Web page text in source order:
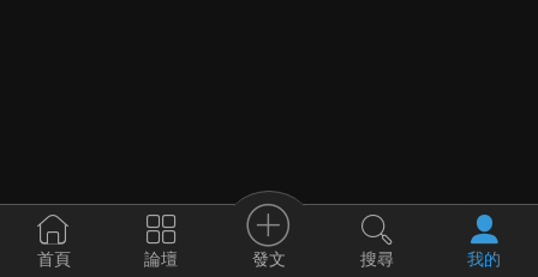
首頁 論壇 發文 搜尋 我的